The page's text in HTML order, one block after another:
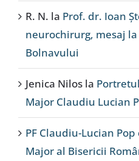
R. N. la Prof. dr. Ioan
neurochirurg, mesaj
Bolnavului
Jenica Nilos la
Major Claudiu Lucian
PF Claudiu-Lucian
Major al Bisericii